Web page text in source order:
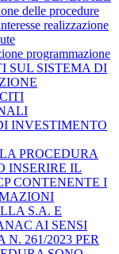
delle procedure
realizzazione
programmazione
SUL SISTEMA DI
INVESTIMENTO
PROCEDURA
INSERIRE IL
CONTENENTE I
S.A. E
AI SENSI
261/2023 PER